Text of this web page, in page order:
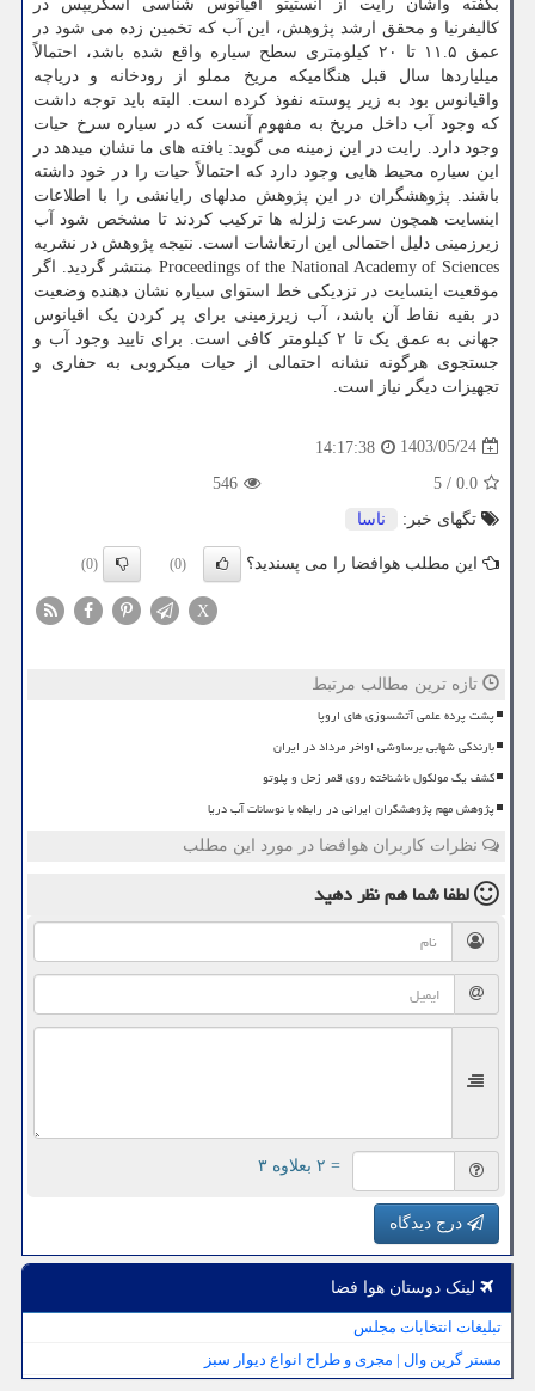
بگفته واشان رایت از انستیتو اقیانوس شناسی اسکریپس در
کالیفرنیا و محقق ارشد پژوهش، این آب که تخمین زده می شود در
عمق ۱۱.۵ تا ۲۰ کیلومتری سطح سیاره واقع شده باشد، احتمالاً
میلیاردها سال قبل هنگامیکه مریخ مملو از رودخانه و دریاچه
واقیانوس بود به زیر پوسته نفوذ کرده است. البته باید توجه داشت
که وجود آب داخل مریخ به مفهوم آنست که در سیاره سرخ حیات
وجود دارد. رایت در این زمینه می گوید: یافته های ما نشان میدهد در
این سیاره محیط هایی وجود دارد که احتمالاً حیات را در خود داشته
باشند. پژوهشگران در این پژوهش مدلهای رایانشی را با اطلاعات
اینسایت همچون سرعت زلزله ها ترکیب کردند تا مشخص شود آب
زیرزمینی دلیل احتمالی این ارتعاشات است. نتیجه پژوهش در نشریه
Proceedings of the National Academy of Sciences منتشر گردید. اگر
موقعیت اینسایت در نزدیکی خط استوای سیاره نشان دهنده وضعیت
در بقیه نقاط آن باشد، آب زیرزمینی برای پر کردن یک اقیانوس
جهانی به عمق یک تا ۲ کیلومتر کافی است. برای تایید وجود آب و
جستجوی هرگونه نشانه احتمالی از حیات میکروبی به حفاری و
تجهیزات دیگر نیاز است.
1403/05/24
14:17:38
0.0
/
5
546
تگهای خبر:
ناسا
این مطلب هوافضا را می پسندید؟ (0)
(0)
X
تازه ترین مطالب مرتبط
پشت پرده علمی آتشسوزی های اروپا
بارندگی شهابی برساوشی اواخر مرداد در ایران
کشف یک مولکول ناشناخته روی قمر زحل و پلوتو
پژوهش مهم پژوهشگران ایرانی در رابطه با نوسانات آب دریا
نظرات کاربران هوافضا در مورد این مطلب
لطفا شما همنظر دهید
= ۲ بعلاوه ۳
درج دیدگاه
لینک دوستان هوا فضا
تبلیغات انتخابات مجلس
مستر گرین وال | مجری و طراح انواع دیوار سبز